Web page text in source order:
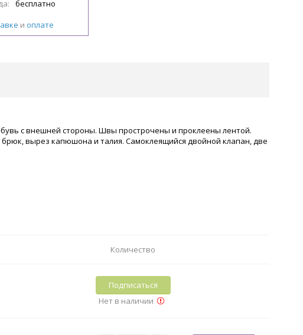
бесплатно
и оплате
с внешней стороны. Швы прострочены и проклеены лентой.
вырез капюшона и талия. Самоклеящийся двойной клапан, две
Количество
Подписаться
Нет в наличии